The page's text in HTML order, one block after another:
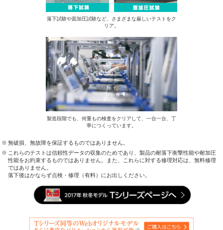
落下試験や面加圧試験など、さまざまな厳しいテストをク
リア。
製造段階でも、何重もの検査をクリアして、一台一台、丁
寧につくっています。
無破損、無故障を保証するものではありません。
これらのテストは信頼性データの収集のためであり、製品の耐落下衝撃性能や耐加圧
性能をお約束するものではありません。また、これらに対する修理対応は、無料修理
ではありません。
落下後はかならず点検・修理（有料）にお出しください。